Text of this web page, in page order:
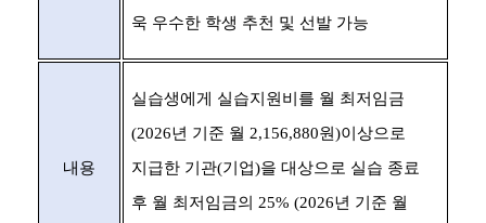
욱 우수한 학생 추천 및 선발 가능
내용
실습생에게 실습지원비를 월 최저임금
(2026년 기준 월 2,156,880원)이상으로
지급한 기관(기업)을 대상으로 실습 종료
후 월 최저임금의 25% (2026년 기준 월